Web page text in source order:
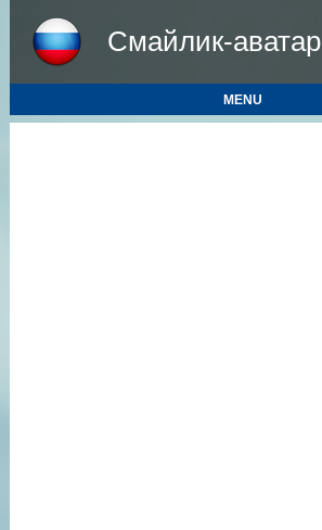
Смайлик-аватар
MENU